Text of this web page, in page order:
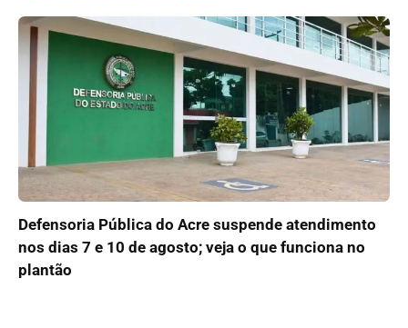
Defensoria Pública do Acre suspende atendimento
nos dias 7 e 10 de agosto; veja o que funciona no
plantão